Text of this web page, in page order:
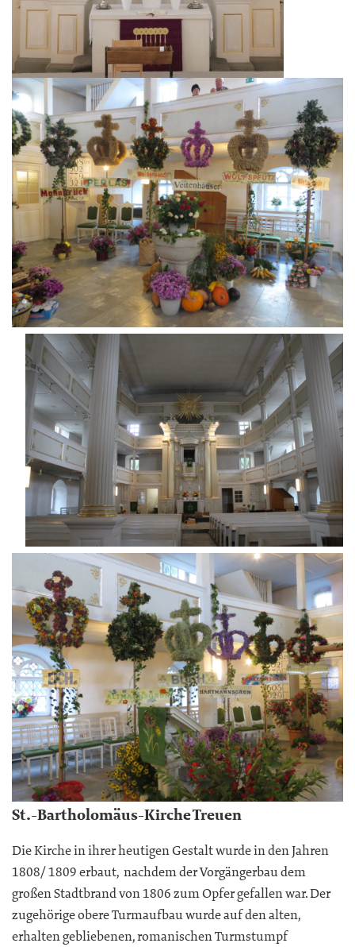
St.-Bartholomäus-Kirche Treuen
Die Kirche in ihrer heutigen Gestalt wurde in den Jahren
1808/ 1809 erbaut, nachdem der Vorgängerbau dem
großen Stadtbrand von 1806 zum Opfer gefallen war. Der
zugehörige obere Turmaufbau wurde auf den alten,
erhalten gebliebenen, romanischen Turmstumpf